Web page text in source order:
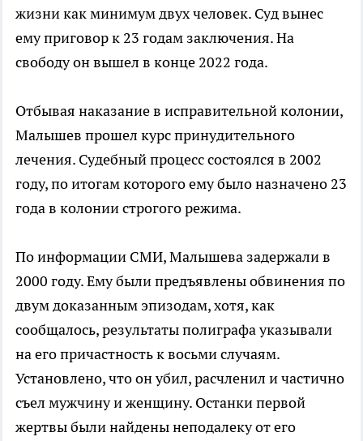
жизни как минимум двух человек. Суд вынес
ему приговор к 23 годам заключения. На
свободу он вышел в конце 2022 года.
Отбывая наказание в исправительной колонии,
Малышев прошел курс принудительного
лечения. Судебный процесс состоялся в 2002
году, по итогам которого ему было назначено 23
года в колонии строгого режима.
По информации СМИ, Малышева задержали в
2000 году. Ему были предъявлены обвинения по
двум доказанным эпизодам, хотя, как
сообщалось, результаты полиграфа указывали
на его причастность к восьми случаям.
Установлено, что он убил, расчленил и частично
съел мужчину и женщину. Останки первой
жертвы были найдены неподалеку от его